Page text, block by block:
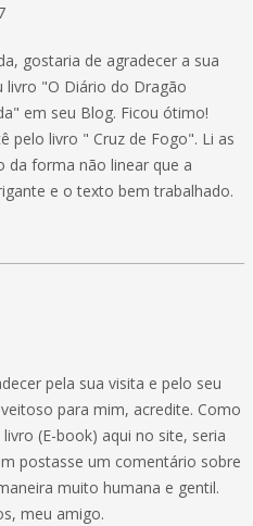
gostaria de agradecer a sua
livro "O Diário do Dragão
em seu Blog. Ficou ótimo!
pelo livro " Cruz de Fogo". Li as
da forma não linear que a
e o texto bem trabalhado.
pela sua visita e pelo seu
para mim, acredite. Como
(E-book) aqui no site, seria
postasse um comentário sobre
muito humana e gentil.
meu amigo.